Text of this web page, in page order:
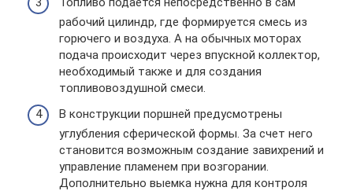
рабочий цилиндр, где формируется смесь из
горючего и воздуха. А на обычных моторах
подача происходит через впускной коллектор,
необходимый также и для создания
топливовоздушной смеси.
В конструкции поршней предусмотрены
углубления сферической формы. За счет него
становится возможным создание завихрений и
управление пламенем при возгорании.
Дополнительно выемка нужна для контроля